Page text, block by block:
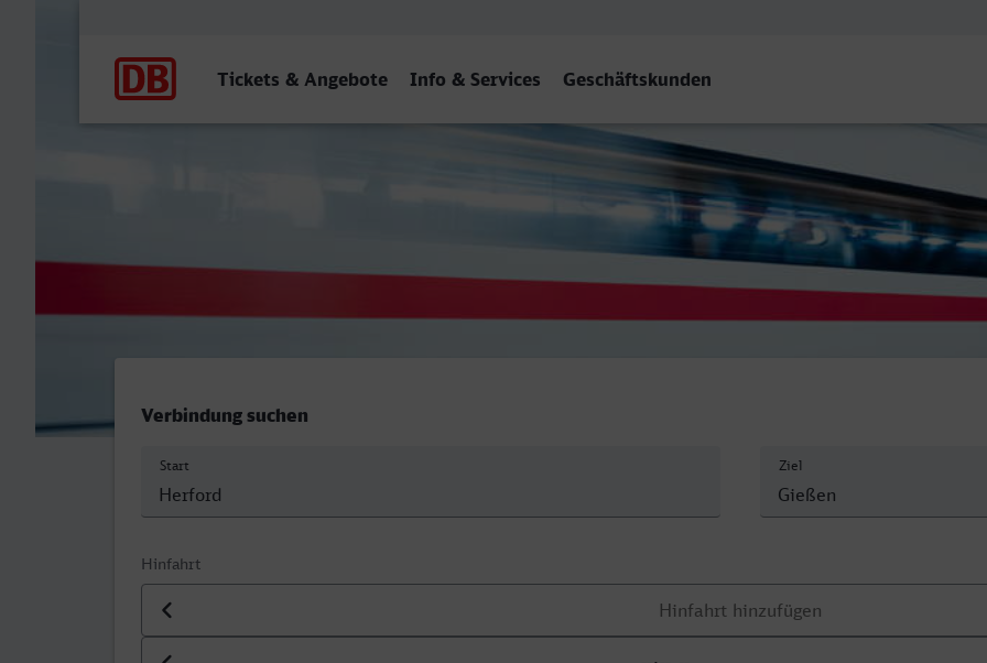
Tickets & Angebote Info & Services Geschäftskunden
Verbindung suchen
Start Ziel
Hinfahrt
Datum der Hinfahrt
Uhrzeit der Hinfahrt